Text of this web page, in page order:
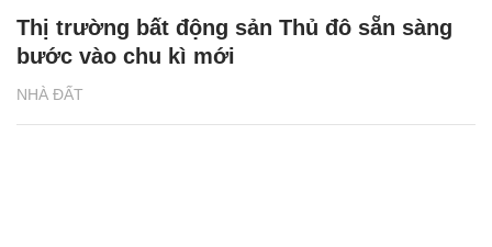
NHÀ ĐẤT
Thị trường bất động sản Thủ đô sẵn sàng
bước vào chu kì mới